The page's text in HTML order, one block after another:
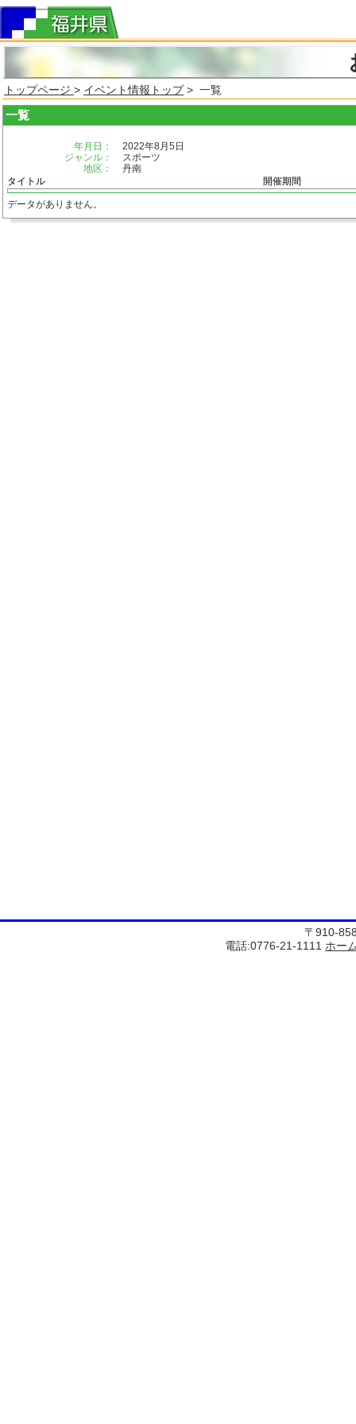
トップページ > イベント情報トップ> 一覧
一覧
年月日：
2022年8月5日
ジャンル：
スポーツ
地区：
丹南
タイトル
開催期間
データがありません。
〒910-
電話:0776-21-1111 ホー